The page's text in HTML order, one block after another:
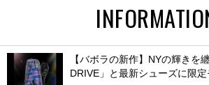
【バボラの新作】NYの輝きを
DRIVE」と最新シューズに限